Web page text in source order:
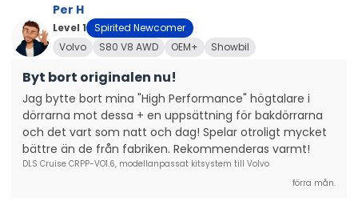
högkvalitativ polisscanner som kunde scanna av alla
frekvenser. Kärleken till musik växte och växte, så
över åren började det handla om ljud - högtalare till
bil och hem, bland annat. Om du köper ljud från DLS
får du ljud med karakteristisk värme som är svår att
slita sig från - och svår att tröttna på. Så varför inte
ta omvägen hem från jobbet? Starta en favoritlåt-
eller skiva, höj volymen och bara… njut.
Per H
Level 1
Spirited Newcomer
Volvo
S80 V8 AWD OEM+ Showbil
Byt bort originalen nu!
Jag bytte bort mina "High Performance" högtalare i
dörrarna mot dessa + en uppsättning för bakdörrarna
och det vart som natt och dag! Spelar otroligt mycket
bättre än de från fabriken. Rekommenderas varmt!
DLS Cruise CRPP-VO1.6, modellanpassat kitsystem till Volvo
förra mån.